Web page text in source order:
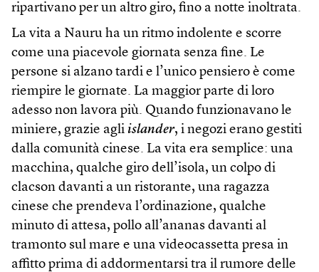
ripartivano per un altro giro, fino a notte inoltrata.
La vita a Nauru ha un ritmo indolente e scorre
come una piacevole giornata senza fine. Le
persone si alzano tardi e l’unico pensiero è come
riempire le giornate. La maggior parte di loro
adesso non lavora più. Quando funzionavano le
miniere, grazie agli islander, i negozi erano gestiti
dalla comunità cinese. La vita era semplice: una
macchina, qualche giro dell’isola, un colpo di
clacson davanti a un ristorante, una ragazza
cinese che prendeva l’ordinazione, qualche
minuto di attesa, pollo all’ananas davanti al
tramonto sul mare e una videocassetta presa in
affitto prima di addormentarsi tra il rumore delle